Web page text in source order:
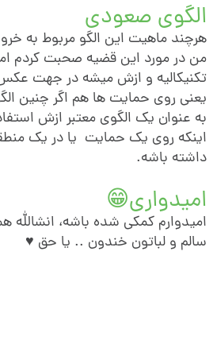
صعودی
ماهیت این الگو مربوط به خروج
در مورد این قضیه صحبت کردم
و ازش میشه در جهت عکس
روی حمایت ها هم اگر چنین
عنوان یک الگوی معتبر ازش استفاده
روی یک حمایت یا در یک منطقه
باشه.
کمکی شده باشه، انشالله
و لباتون خندون .. یا حق ♥️